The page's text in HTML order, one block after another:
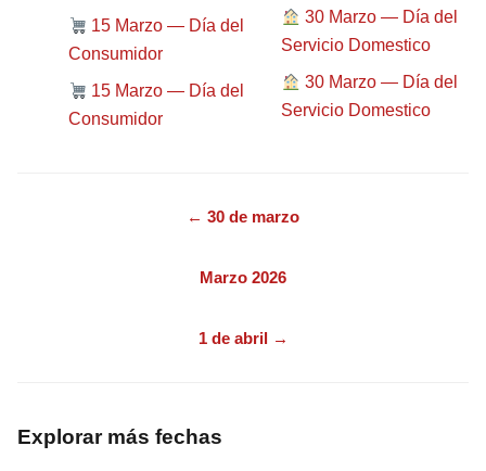
15 Marzo — Día del
Consumidor
15 Marzo — Día del
Consumidor
30 Marzo — Día del
Servicio Domestico
30 Marzo — Día del
Servicio Domestico
← 30 de marzo
Marzo 2026
1 de abril →
Explorar más fechas